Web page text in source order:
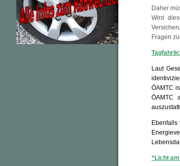
Daher
Wird
Fragen
Laut
ÖAMTC
ÖAMTC
“Licht